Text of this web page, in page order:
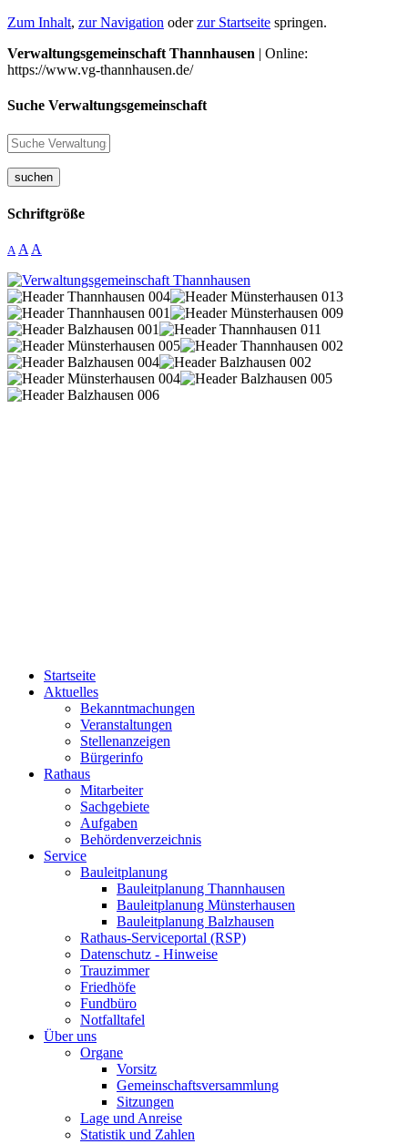
Zum Inhalt, zur Navigation oderzur Startseite springen.
Verwaltungsgemeinschaft Thannhausen | Online:
https://www.vg-thannhausen.de/
Suche Verwaltungsgemeinschaft
suchen
Schriftgröße
A A A
Startseite
Aktuelles
Bekanntmachungen
Veranstaltungen
Stellenanzeigen
Bürgerinfo
Rathaus
Mitarbeiter
Sachgebiete
Aufgaben
Behördenverzeichnis
Service
Bauleitplanung
Bauleitplanung Thannhausen
Bauleitplanung Münsterhausen
Bauleitplanung Balzhausen
Rathaus-Serviceportal (RSP)
Datenschutz - Hinweise
Trauzimmer
Friedhöfe
Fundbüro
Notfalltafel
Über uns
Organe
Vorsitz
Gemeinschaftsversammlung
Sitzungen
Lage und Anreise
Statistik und Zahlen